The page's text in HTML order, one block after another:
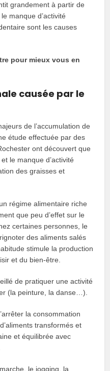
grandement à partir de
manque d’activité
sont les causes
pour mieux vous en
causée par le
de l’accumulation de
étude effectuée par des
ont découvert que
le manque d’activité
des graisses et
régime alimentaire riche
que peu d’effet sur le
certaines personnes, le
des aliments salés
stimule la production
et du bien-être.
de pratiquer une activité
(la peinture, la danse…).
la consommation
transformés et
et équilibrée avec
le jogging, la